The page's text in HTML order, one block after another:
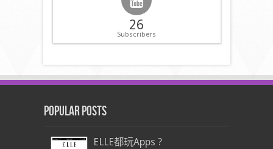
26
Subscribers
Popular Posts
ELLE都玩Apps ?